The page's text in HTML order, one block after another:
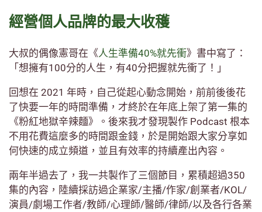
經營個人品牌的最大收穫
大叔的偶像憲哥在《人生準備40%就先衝》書中寫了：
「想擁有100分的人生，有40分把握就先衝了！」
回想在 2021 年時，自己從起心動念開始，前前後後花
了快要一年的時間準備，才終於在年底上架了第一集的
《粉紅地獄辛辣麵》。後來我才發現製作 Podcast 根本
不用花費這麼多的時間跟金錢，於是開始跟大家分享如
何快速的成立頻道，並且有效率的持續產出內容。
兩年半過去了，我一共製作了三個節目，累積超過350
集的內容，陸續採訪過企業家/主播/作家/創業者/KOL/
演員/劇場工作者/教師/心理師/醫師/律師/以及各行各業